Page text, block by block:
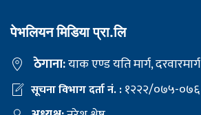
पेभलियन मिडिया प्रा.लि
ठेगाना:याक एण्ड यति मार्ग, दरवारमार्ग
सूचना विभाग दर्ता नं. :१२२२/०७५-०७६